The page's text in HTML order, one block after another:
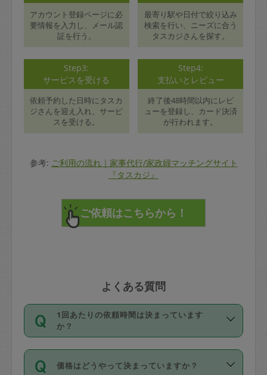
アカウント登録ページに必
要情報を入力し、メール認
証を行う。
最寄り駅や日付で絞り込み
検索を行い、ニーズに合う
タスカジさんを探す。
Step3:
サービスを受ける
依頼予約した日時にタスカ
ジさんを迎え入れ、サービ
スを受ける。
Step4:
支払いとレビュー
終了後48時間以内にレビ
ューを登録し、カード決済
が行われます。
参考: ご利用の流れ｜家事代行/家政婦マッチングサイト
『タスカジ』
よくある質問
1回あたりの依頼時間は決まっています
か？
依頼1回につき3時間固定です。3時間を
超えて依頼したい場合は、延長機能をご
価格はどうやって決まっていますか？